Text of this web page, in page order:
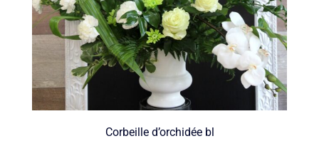
Corbeille d’orchidée bl